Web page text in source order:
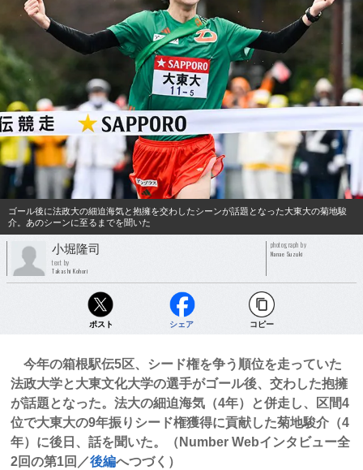
ゴール後に法政大の細迫海気と抱擁を交わしたシーンが話題となった大東大の菊地駿
介。あのシーンに至るまでを聞いた
小堀隆司
text by
Takashi Kohori
photograph by
Nanae Suzuki
ポスト シェア コピー
今年の箱根駅伝5区、シード権を争う順位を走っていた
法政大学と大東文化大学の選手がゴール後、交わした抱擁
が話題となった。法大の細迫海気（4年）と併走し、区間4
位で大東大の9年振りシード権獲得に貢献した菊地駿介（4
年）に後日、話を聞いた。（Number Webインタビュー全
2回の第1回／後編へつづく）